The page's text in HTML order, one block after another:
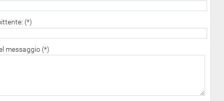
(*)
messaggio (*)